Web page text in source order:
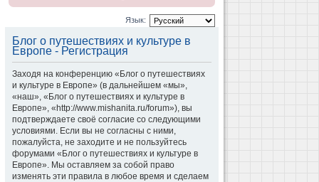
Язык:
Блог о путешествиях и культуре в
Европе - Регистрация
Заходя на конференцию «Блог о путешествиях
и культуре в Европе» (в дальнейшем «мы»,
«наш», «Блог о путешествиях и культуре в
Европе», «http://www.mishanita.ru/forum»), вы
подтверждаете своё согласие со следующими
условиями. Если вы не согласны с ними,
пожалуйста, не заходите и не пользуйтесь
форумами «Блог о путешествиях и культуре в
Европе». Мы оставляем за собой право
изменять эти правила в любое время и сделаем